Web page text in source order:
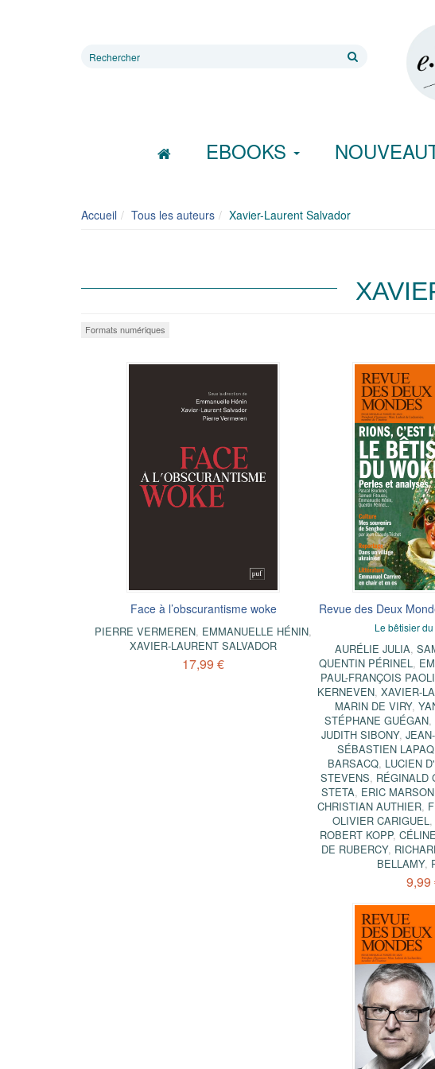
Rechercher
EBOOKS
Accueil Tous les auteurs Xavier-Laurent Salvador
Formats numériques
Face à l’obscurantisme woke
PIERRE VERMEREN, EMMANUELLE HÉNIN,
XAVIER-LAURENT SALVADOR
17,99 €
Revue des Deux
Le bêtisier
AURÉLIE JULIA,
QUENTIN PÉRINEL ,
PAUL-FRANÇOIS PAOLI
KERNEVEN, XAVIER-
MARIN DE VIRY,
STÉPHANE GUÉGAN,
JUDITH SIBONY,
SÉBASTIEN
BARSACQ, LUCIEN
STEVENS, RÉGINALD
STETA, ERIC MARSON,
CHRISTIAN AUTHIER,
OLIVIER CARIGUEL ,
ROBERT KOPP,
DE RUBERCY,
BELLAMY,
9,99